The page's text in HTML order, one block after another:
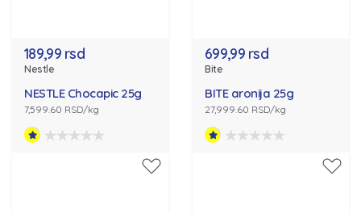
189,99 rsd
Nestle
NESTLE Chocapic 25g
7,599.60 RSD/kg
699,99 rsd
Bite
BITE aronija 25g
27,999.60 RSD/kg